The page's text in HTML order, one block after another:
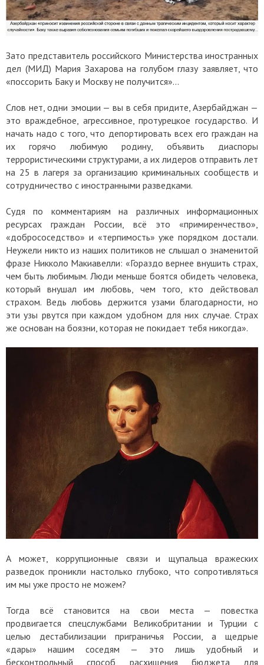
Зато представитель российского Министерства иностранных
дел (МИД) Мария Захарова на голубом глазу заявляет, что
«поссорить Баку и Москву не получится»...
Слов нет, одни эмоции — вы в себя придите, Азербайджан —
это враждебное, агрессивное, протурецкое государство. И
начать надо с того, что депортировать всех его граждан на
их горячо любимую родину, объявить диаспоры
террористическими структурами, а их лидеров отправить лет
на 25 в лагеря за организацию криминальных сообществ и
сотрудничество с иностранными разведками.
Судя по комментариям на различных информационных
ресурсах граждан России, всё это «примиренчество»,
«добрососедство» и «терпимость» уже порядком достали.
Неужели никто из наших политиков не слышал о знаменитой
фразе Никколо Макиавелли: «Гораздо вернее внушить страх,
чем быть любимым. Люди меньше боятся обидеть человека,
который внушал им любовь, чем того, кто действовал
страхом. Ведь любовь держится узами благодарности, но
эти узы рвутся при каждом удобном для них случае. Страх
же основан на боязни, которая не покидает тебя никогда».
А может, коррупционные связи и щупальца вражеских
разведок проникли настолько глубоко, что сопротивляться
им мы уже просто не можем?
Тогда всё становится на свои места — повестка
продвигается спецслужбами Великобритании и Турции с
целью дестабилизации приграничья России, а щедрые
«дары» нашим соседям — это лишь удобный и
бесконтрольный способ расхищения бюджета для